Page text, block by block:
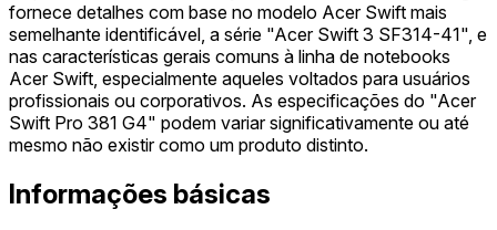
fornece detalhes com base no modelo Acer Swift mais
semelhante identificável, a série "Acer Swift 3 SF314-41", e
nas características gerais comuns à linha de notebooks
Acer Swift, especialmente aqueles voltados para usuários
profissionais ou corporativos. As especificações do "Acer
Swift Pro 381 G4" podem variar significativamente ou até
mesmo não existir como um produto distinto.
Informações básicas